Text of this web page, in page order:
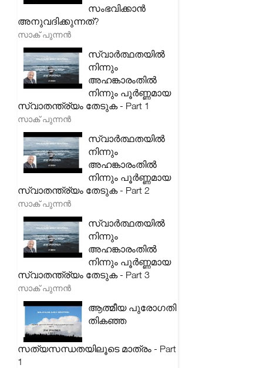
സംഭവിക്കാൻ
അനുവദിക്കുന്നത്?
സാക് പുന്നൻ
സ്വാർത്ഥതയിൽ
നിന്നും
അഹങ്കാരംതിൽ
നിന്നും പൂർണ്ണമായ
സ്വാതന്ത്ര്യം തേടുക - Part 1
സാക് പുന്നൻ
സ്വാർത്ഥതയിൽ
നിന്നും
അഹങ്കാരംതിൽ
നിന്നും പൂർണ്ണമായ
സ്വാതന്ത്ര്യം തേടുക - Part 2
സാക് പുന്നൻ
സ്വാർത്ഥതയിൽ
നിന്നും
അഹങ്കാരംതിൽ
നിന്നും പൂർണ്ണമായ
സ്വാതന്ത്ര്യം തേടുക - Part 3
സാക് പുന്നൻ
ആത്മീയ പുരോഗതി
തികഞ്ഞ
സത്യസന്ധതയിലൂടെ മാത്രം - Part
1